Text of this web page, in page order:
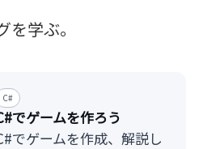
学ぶ。
C#
でゲームを作ろう
でゲームを作成、解説し